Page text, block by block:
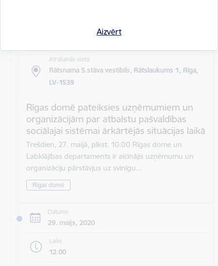
Aizvērt
Atrašanās vieta
Rātsnama 5.stāva vestibils, Rātslaukums 1, Rīga,
LV-1539
Rīgas domē pateiksies uzņēmumiem un
organizācijām par atbalstu pašvaldības
sociālajai sistēmai ārkārtējās situācijas laikā
Trešdien, 27. maijā, plkst. 10.00 Rīgas dome un
Labklājības departaments ir aicinājis uzņēmumu un
organizāciju pārstāvjus uz svinīgu…
Rīgas domē
Datums
29. maijs, 2020
Laiks
12.00